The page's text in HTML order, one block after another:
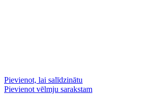
Pievienot, lai salīdzinātu
Pievienot vēlmju sarakstam